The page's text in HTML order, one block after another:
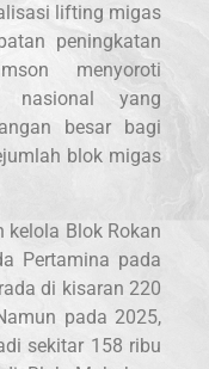
lifting migas
peningkatan
menyoroti
nasional yang
besar bagi
blok migas
kelola Blok Rokan
Pertamina pada
di kisaran 220
pada 2025,
sekitar 158 ribu